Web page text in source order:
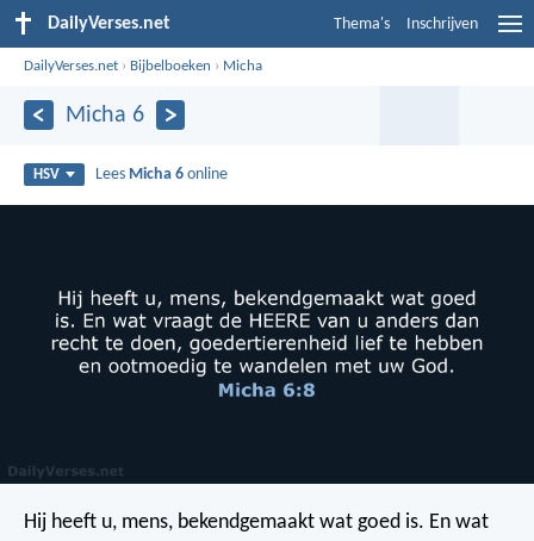
DailyVerses.net Thema's Inschrijven
DailyVerses.net › Bijbelboeken › Micha
Micha 6
HSV Lees Micha 6 online
Hij heeft u, mens, bekendgemaakt wat goed is. En wat